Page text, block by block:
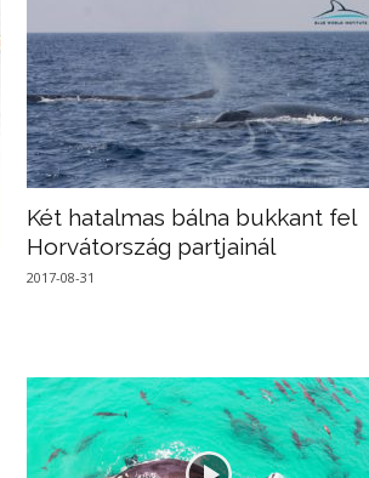
Két hatalmas bálna bukkant fel
Horvátország partjainál
2017-08-31